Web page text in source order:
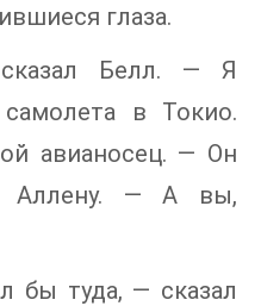
глаза.
Белл. — Я
в Токио.
авианосец. — Он
Аллену. — А вы,
бы туда, — сказал